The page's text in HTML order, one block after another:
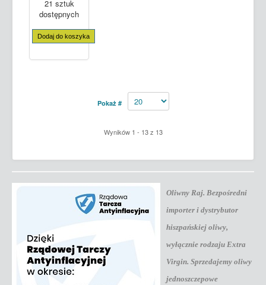
21 sztuk
dostępnych
Dodaj do koszyka
Pokaż #
Wyników 1 - 13 z 13
Oliwny Raj. Bezpośredni
importer i dystrybutor
hiszpańskiej oliwy,
wyłącznie rodzaju Extra
Virgin. Sprzedajemy oliwy
jednoszczepowe